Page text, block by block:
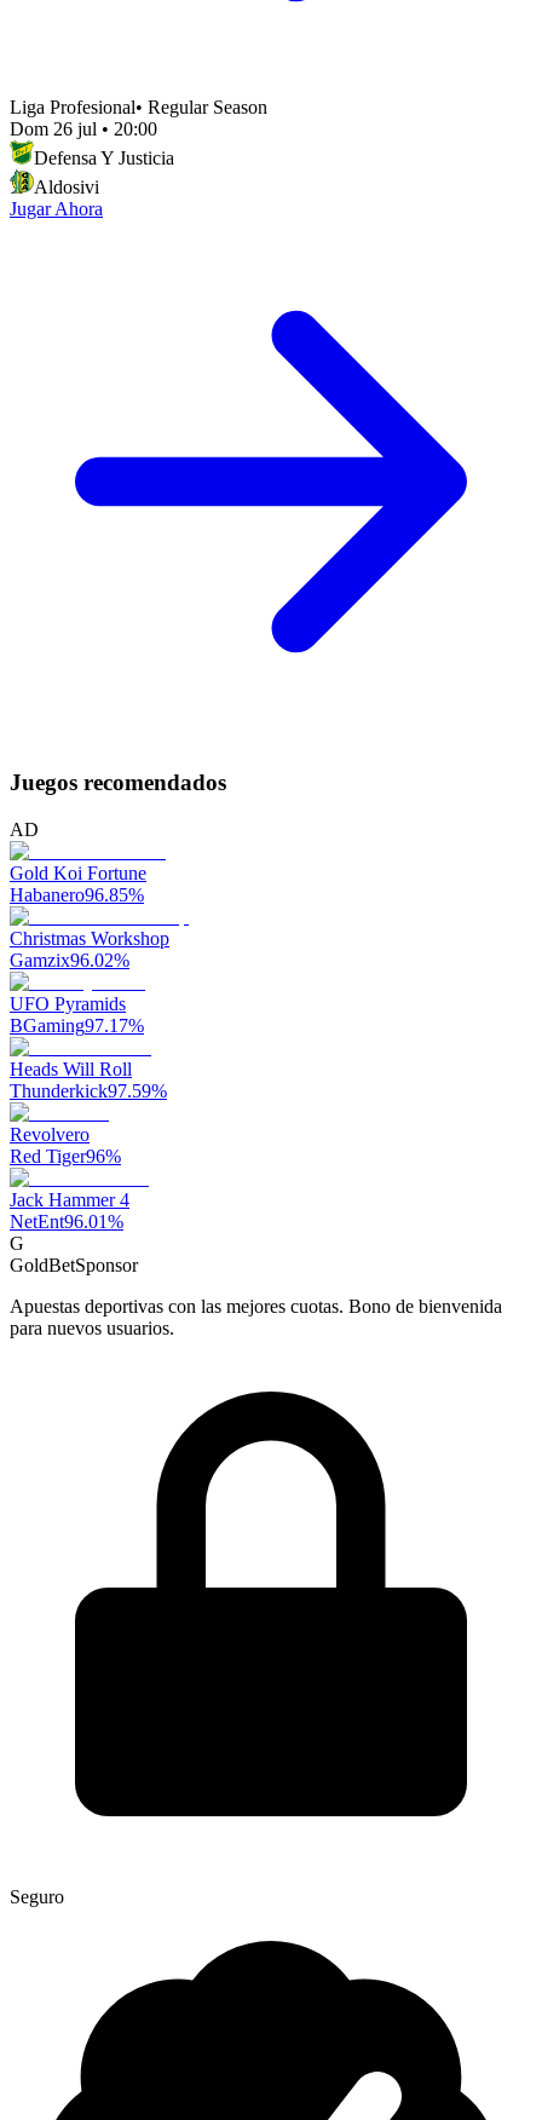
Liga Profesional• Regular Season
Dom 26 jul • 20:00
Defensa Y Justicia
Aldosivi
Jugar Ahora
Juegos recomendados
AD
Gold Koi Fortune
Habanero96.85%
Christmas Workshop
Gamzix96.02%
UFO Pyramids
BGaming97.17%
Heads Will Roll
Thunderkick97.59%
Revolvero
Red Tiger96%
Jack Hammer 4
NetEnt96.01%
G
GoldBetSponsor
Apuestas deportivas con las mejores cuotas. Bono de bienvenida
para nuevos usuarios.
Seguro